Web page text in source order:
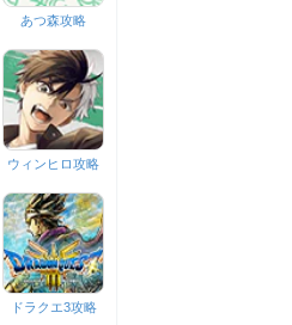
あつ森攻略
ウィンヒロ攻略
ドラクエ3攻略